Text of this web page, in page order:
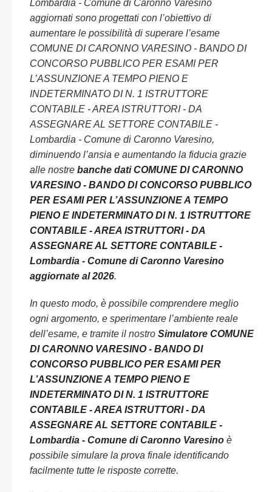
Lombardia - Comune di Caronno Varesino
aggiornati sono progettati con l’obiettivo di
aumentare le possibilità di superare l’esame
COMUNE DI CARONNO VARESINO - BANDO DI
CONCORSO PUBBLICO PER ESAMI PER
L’ASSUNZIONE A TEMPO PIENO E
INDETERMINATO DI N. 1 ISTRUTTORE
CONTABILE - AREA ISTRUTTORI - DA
ASSEGNARE AL SETTORE CONTABILE -
Lombardia - Comune di Caronno Varesino,
diminuendo l’ansia e aumentando la fiducia grazie
alle nostre banche dati COMUNE DI CARONNO
VARESINO - BANDO DI CONCORSO PUBBLICO
PER ESAMI PER L’ASSUNZIONE A TEMPO
PIENO E INDETERMINATO DI N. 1 ISTRUTTORE
CONTABILE - AREA ISTRUTTORI - DA
ASSEGNARE AL SETTORE CONTABILE -
Lombardia - Comune di Caronno Varesino
aggiornate al 2026.
In questo modo, è possibile comprendere meglio
ogni argomento, e sperimentare l’ambiente reale
dell’esame, e tramite il nostro Simulatore COMUNE
DI CARONNO VARESINO - BANDO DI
CONCORSO PUBBLICO PER ESAMI PER
L’ASSUNZIONE A TEMPO PIENO E
INDETERMINATO DI N. 1 ISTRUTTORE
CONTABILE - AREA ISTRUTTORI - DA
ASSEGNARE AL SETTORE CONTABILE -
Lombardia - Comune di Caronno Varesino è
possibile simulare la prova finale identificando
facilmente tutte le risposte corrette.